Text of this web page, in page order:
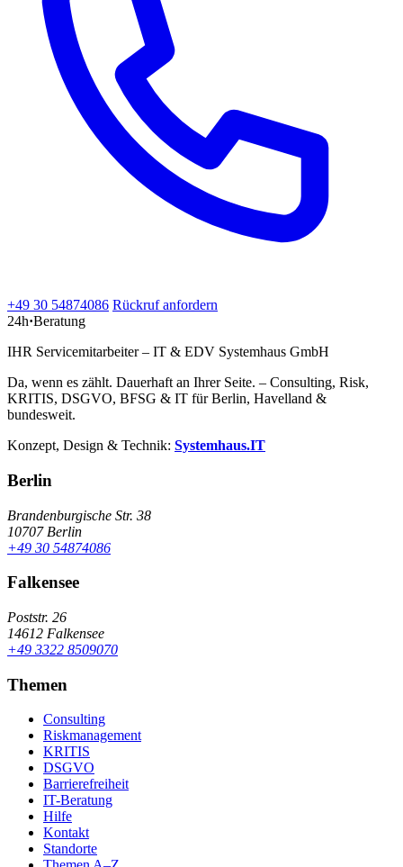
+49 30 54874086 Rückruf anfordern
24h·Beratung
IHR Servicemitarbeiter – IT & EDV Systemhaus GmbH
Da, wenn es zählt. Dauerhaft an Ihrer Seite. – Consulting, Risk,
KRITIS, DSGVO, BFSG & IT für Berlin, Havelland &
bundesweit.
Konzept, Design & Technik: Systemhaus.IT
Berlin
Brandenburgische Str. 38
10707 Berlin
+49 30 54874086
Falkensee
Poststr. 26
14612 Falkensee
+49 3322 8509070
Themen
Consulting
Riskmanagement
KRITIS
DSGVO
Barrierefreiheit
IT-Beratung
Hilfe
Kontakt
Standorte